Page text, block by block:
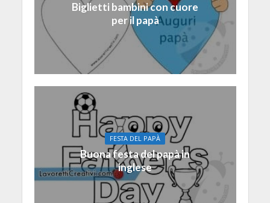
Biglietti bambini con cuore
per il papà
FESTA DEL PAPÀ
Buona festa del papà in
inglese